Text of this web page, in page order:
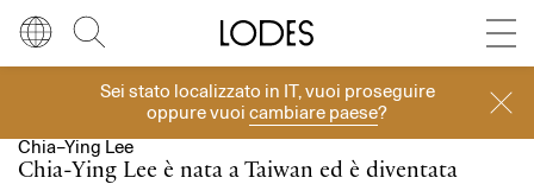
Sei stato localizzato in IT, vuoi proseguire
oppure vuoicambiare paese?
LinguaItaliano
Italiano
RegioneEuropa
Store locator Press room
Diesel Living with Lodes
Designer
Chia–Ying Lee
Chia-Ying Lee è nata a Taiwan ed è diventata